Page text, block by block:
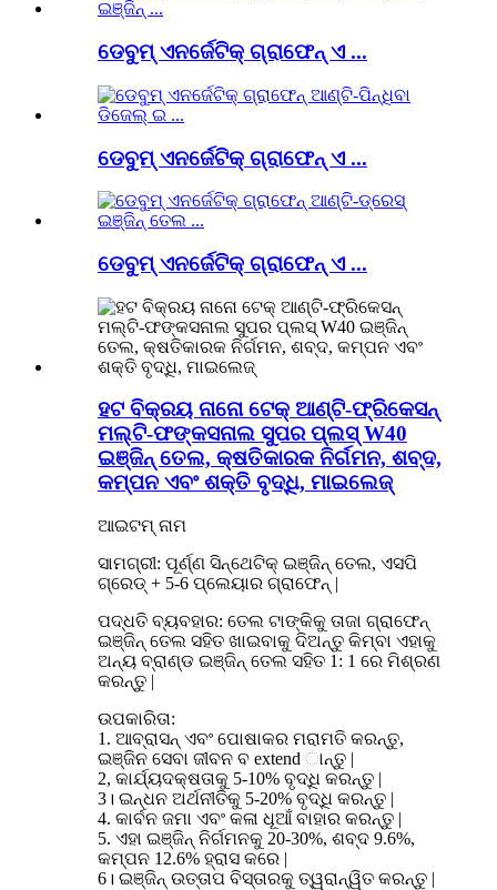
ଡେବୁମ୍ ଏନର୍ଜେଟିକ୍ ଗ୍ରାଫେନ୍ ଏ ...
ଡେବୁମ୍ ଏନର୍ଜେଟିକ୍ ଗ୍ରାଫେନ୍ ଏ ...
ଡେବୁମ୍ ଏନର୍ଜେଟିକ୍ ଗ୍ରାଫେନ୍ ଏ ...
ହଟ ବିକ୍ରୟ ନାନୋ ଟେକ୍ ଆଣ୍ଟି-ଫ୍ରିକେସନ୍
ମଲ୍ଟି-ଫଙ୍କସନାଲ ସୁପର ପ୍ଲସ୍ W40
ଇଞ୍ଜିନ୍ ତେଲ, କ୍ଷତିକାରକ ନିର୍ଗମନ, ଶବ୍ଦ,
କମ୍ପନ ଏବଂ ଶକ୍ତି ବୃଦ୍ଧି, ମାଇଲେଜ୍
ଆଇଟମ୍ ନାମ
ସାମଗ୍ରୀ: ପୂର୍ଣ୍ଣ ସିନ୍ଥେଟିକ୍ ଇଞ୍ଜିନ୍ ତେଲ, ଏସପି
ଗ୍ରେଡ୍ + 5-6 ପ୍ଲେୟାର ଗ୍ରାଫେନ୍ |
ପଦ୍ଧତି ବ୍ୟବହାର: ତେଲ ଟାଙ୍କିକୁ ତାଜା ଗ୍ରାଫେନ୍
ଇଞ୍ଜିନ୍ ତେଲ ସହିତ ଖାଇବାକୁ ଦିଅନ୍ତୁ କିମ୍ବା ଏହାକୁ
ଅନ୍ୟ ବ୍ରାଣ୍ଡ ଇଞ୍ଜିନ୍ ତେଲ ସହିତ 1: 1 ରେ ମିଶ୍ରଣ
କରନ୍ତୁ |
ଉପକାରିତା:
1. ଆବ୍ରାସନ୍ ଏବଂ ପୋଷାକର ମରାମତି କରନ୍ତୁ,
ଇଞ୍ଜିନ ସେବା ଜୀବନ ବ extend ାନ୍ତୁ |
2, କାର୍ଯ୍ୟଦକ୍ଷତାକୁ 5-10% ବୃଦ୍ଧି କରନ୍ତୁ |
3। ଇନ୍ଧନ ଅର୍ଥନୀତିକୁ 5-20% ବୃଦ୍ଧି କରନ୍ତୁ |
4. କାର୍ବନ ଜମା ଏବଂ କଳା ଧୂଆଁ ବାହାର କରନ୍ତୁ |
5. ଏହା ଇଞ୍ଜିନ୍ ନିର୍ଗମନକୁ 20-30%, ଶବ୍ଦ 9.6%,
କମ୍ପନ 12.6% ହ୍ରାସ କରେ |
6। ଇଞ୍ଜିନ୍ ଉତ୍ତାପ ବିସ୍ତାରକୁ ତ୍ୱରାନ୍ୱିତ କରନ୍ତୁ |